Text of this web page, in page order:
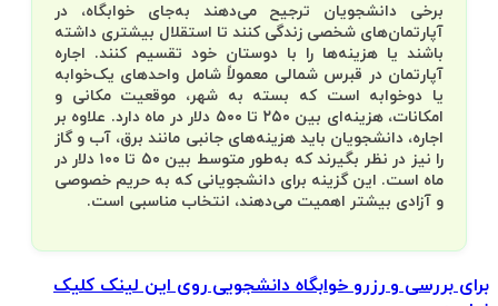
برخی دانشجویان ترجیح می‌دهند به‌جای خوابگاه، در
آپارتمان‌های شخصی زندگی کنند تا استقلال بیشتری داشته
باشند یا هزینه‌ها را با دوستان خود تقسیم کنند. اجاره
آپارتمان در قبرس شمالی معمولاً شامل واحدهای یک‌خوابه
یا دوخوابه است که بسته به شهر، موقعیت مکانی و
امکانات، هزینه‌ای بین ۲۵۰ تا ۵۰۰ دلار در ماه دارد. علاوه بر
اجاره، دانشجویان باید هزینه‌های جانبی مانند برق، آب و گاز
را نیز در نظر بگیرند که به‌طور متوسط بین ۵۰ تا ۱۰۰ دلار در
ماه است. این گزینه برای دانشجویانی که به حریم خصوصی
و آزادی بیشتر اهمیت می‌دهند، انتخاب مناسبی است.
برای بررسی و رزرو خوابگاه دانشجویی روی این لینک کلیک